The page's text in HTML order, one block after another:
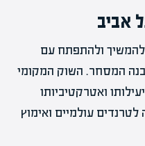
אביב
להמשיך ולהתפתח עם
המסחר. השוק המקומי
ואטרקטיביותו
עולמיים ואימוץ